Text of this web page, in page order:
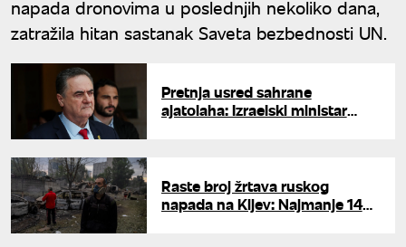
napada dronovima u poslednjih nekoliko dana,
zatražila hitan sastanak Saveta bezbednosti UN.
Pretnja usred sahrane
ajatolaha: Izraelski ministar
Raste broj žrtava ruskog
napada na Kijev: Najmanje 14